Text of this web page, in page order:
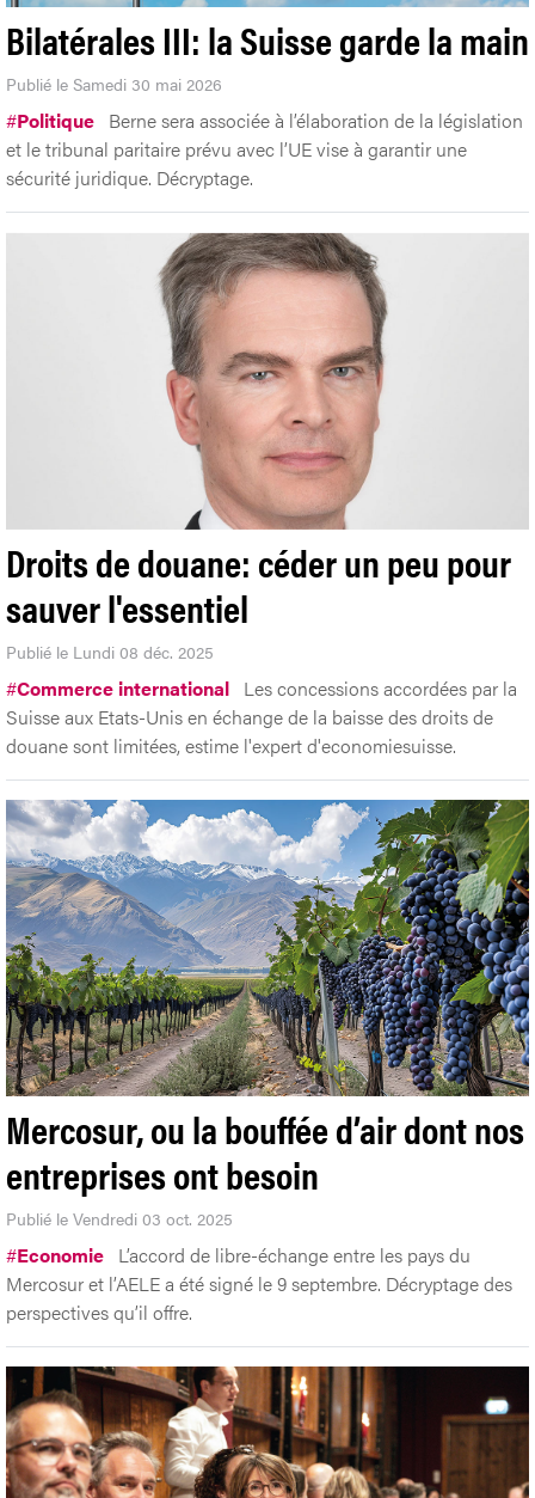
Bilatérales III: la Suisse garde la main
Publié le Samedi 30 mai 2026
#Politique Berne sera associée à l’élaboration de la législation
et le tribunal paritaire prévu avec l’UE vise à garantir une
sécurité juridique. Décryptage.
Droits de douane: céder un peu pour
sauver l'essentiel
Publié le Lundi 08 déc. 2025
#Commerce international Les concessions accordées par la
Suisse aux Etats-Unis en échange de la baisse des droits de
douane sont limitées, estime l'expert d'economiesuisse.
Mercosur, ou la bouffée d’air dont nos
entreprises ont besoin
Publié le Vendredi 03 oct. 2025
#Economie L’accord de libre-échange entre les pays du
Mercosur et l’AELE a été signé le 9 septembre. Décryptage des
perspectives qu’il offre.